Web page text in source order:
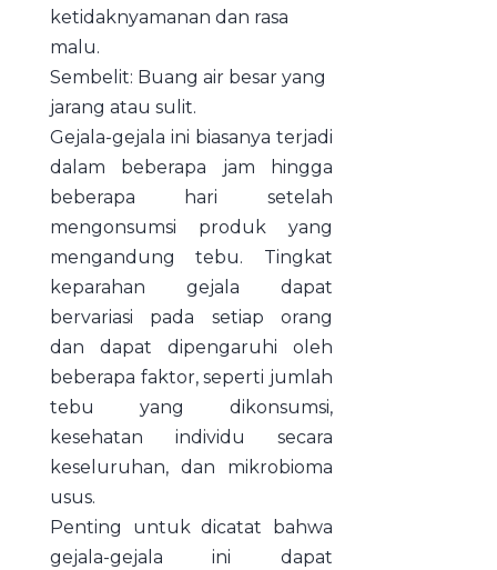
ketidaknyamanan dan rasa
malu.
Sembelit: Buang air besar yang
jarang atau sulit.
Gejala-gejala ini biasanya terjadi
dalam beberapa jam hingga
beberapa hari setelah
mengonsumsi produk yang
mengandung tebu. Tingkat
keparahan gejala dapat
bervariasi pada setiap orang
dan dapat dipengaruhi oleh
beberapa faktor, seperti jumlah
tebu yang dikonsumsi,
kesehatan individu secara
keseluruhan, dan mikrobioma
usus.
Penting untuk dicatat bahwa
gejala-gejala ini dapat